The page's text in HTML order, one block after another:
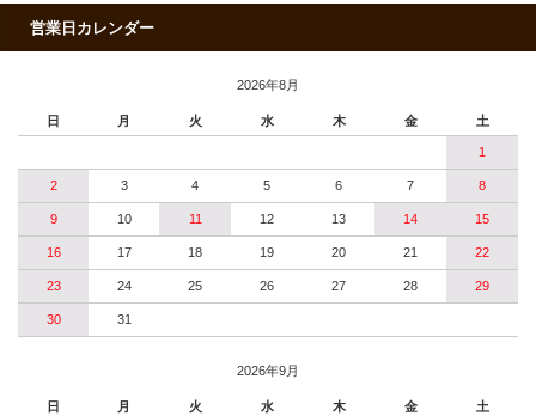
営業日カレンダー
2026年8月
日 月 火 水 木 金 土
1
2 3 4 5 6 7 8
9 10 11 12 13 14 15
16 17 18 19 20 21 22
23 24 25 26 27 28 29
30 31
2026年9月
日 月 火 水 木 金 土